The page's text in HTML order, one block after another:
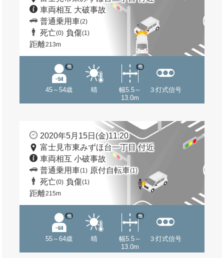
車両相互 大破事故
普通乗用車(2)
死亡(0) 負傷(1)
距離213m
45～54歳
他
晴
幅5.5～
13.0m
他
３灯式信号
2020年5月15日(金)11:20
富士見市東みずほ台一丁目 付近
車両相互 小破事故
普通乗用車(1) 原付自転車(1)
死亡(0) 負傷(1)
距離215m
55～64歳
他
晴
幅5.5～
13.0m
他
３灯式信号